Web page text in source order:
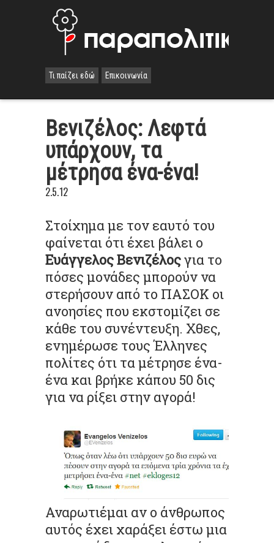
Τι παίζει εδώ Επικοινωνία
Βενιζέλος: Λεφτά
υπάρχουν, τα
μέτρησα ένα-ένα!
2.5.12
Στοίχημα με τον εαυτό του
φαίνεται ότι έχει βάλει ο
Ευάγγελος Βενιζέλοςγια το
πόσες μονάδες μπορούν να
στερήσουν από το ΠΑΣΟΚ οι
ανοησίες που εκστομίζει σε
κάθε του συνέντευξη. Χθες,
ενημέρωσε τους Έλληνες
πολίτες ότι τα μέτρησε ένα-
ένα και βρήκε κάπου 50 δις
για να ρίξει στην αγορά!
Αναρωτιέμαι αν ο άνθρωπος
αυτός έχει χαράξει έστω μια